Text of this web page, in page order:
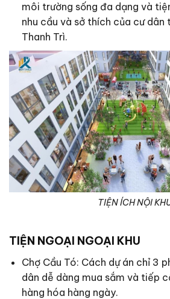
môi trường sống đa dạng và
nhu cầu và sở thích của cư
Thanh Trì.
TIỆN ÍCH NỘI
TIỆN NGOẠI NGOẠI KHU
Chợ Cầu Tó: Cách dự án chỉ 3
dân dễ dàng mua sắm và tiếp
hàng hóa hàng ngày.